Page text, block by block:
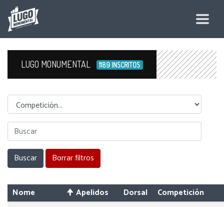
LUGO MONUMENTAL 1189 INSCRITOS
Competicion
Nome Apelidos Dorsal
Competición